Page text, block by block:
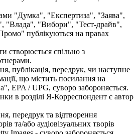
"Думка", "Експертиза", "Заява",
"Влада", "Вибори", "Тест-драйв",
публікуються на правах
створюється спільно з
публікація, передрук, чи наступне
що містить посилання на
EPA / UPG, суворо забороняється.
в розділі Я-Корреспондент є автор
передрук та відтворення
та/або аудіовізуальних творів